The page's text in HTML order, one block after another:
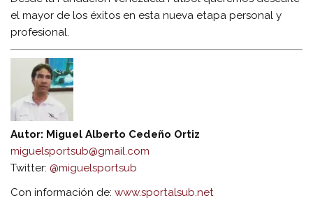
el mayor de los éxitos en esta nueva etapa personal y
profesional.
Autor: Miguel Alberto Cedeño Ortiz
miguelsportsub@gmail.com
Twitter: @miguelsportsub
Con información de:www.sportalsub.net